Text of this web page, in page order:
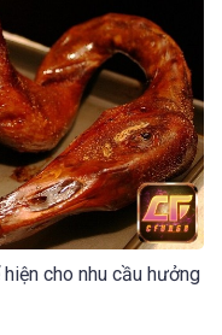
cho nhu cầu hưởng